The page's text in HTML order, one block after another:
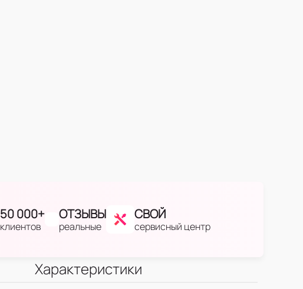
50 000+
клиентов
ОТЗЫВЫ
реальные
СВОЙ
сервисный центр
Характеристики